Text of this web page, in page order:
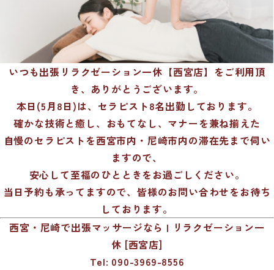
いつも出張リラクゼーション一休【西宮店】をご利用頂
き、ありがとうございます。
本日(5月8日)は、セラピスト8名出勤しております。
確かな技術と癒し、おもてなし、マナーを兼ね揃えた
自慢のセラピストを西宮市内・尼崎市内の滞在先まで伺い
ますので、
安心して至福のひとときをお過ごしください。
当日予約も承ってますので、皆様のお問い合わせをお待ち
しております。
西宮・尼崎で出張マッサージなら | リラクゼーション一
休 [西宮店]
Tel: 090-3969-8556